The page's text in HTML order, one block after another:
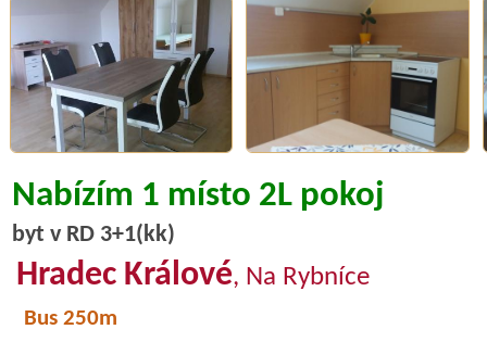
Nabízím 1 místo 2L pokoj
byt v RD 3+1(kk)
Hradec Králové, Na Rybníce
Bus 250m